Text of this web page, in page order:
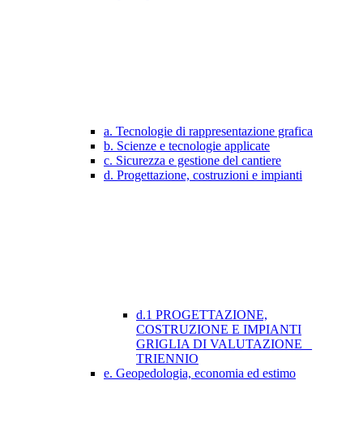
a. Tecnologie di rappresentazione grafica
b. Scienze e tecnologie applicate
c. Sicurezza e gestione del cantiere
d. Progettazione, costruzioni e impianti
d.1 PROGETTAZIONE,
COSTRUZIONE E IMPIANTI
GRIGLIA DI VALUTAZIONE _
TRIENNIO
e. Geopedologia, economia ed estimo